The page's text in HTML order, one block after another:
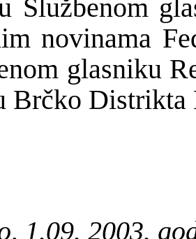
Službenom
novinama
glasniku
Brčko Distrikta
1.09. 2003.